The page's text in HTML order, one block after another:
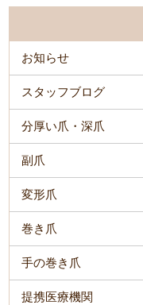
お知らせ
スタッフブログ
分厚い爪・深爪
副爪
変形爪
巻き爪
手の巻き爪
提携医療機関